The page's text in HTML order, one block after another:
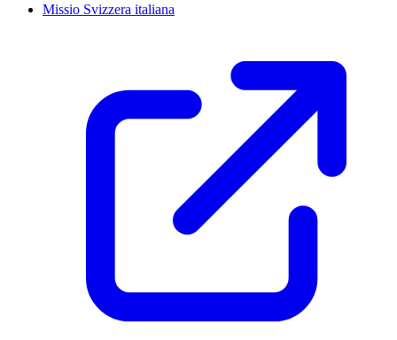
Missio Svizzera italiana